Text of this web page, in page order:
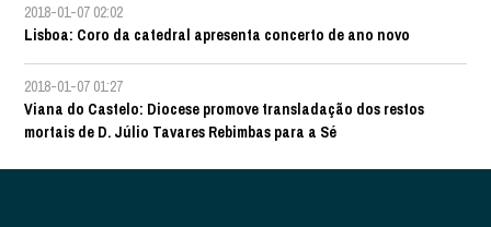
2018-01-07 02:02
Lisboa: Coro da catedral apresenta concerto de ano novo
2018-01-07 01:27
Viana do Castelo: Diocese promove transladação dos restos
mortais de D. Júlio Tavares Rebimbas para a Sé